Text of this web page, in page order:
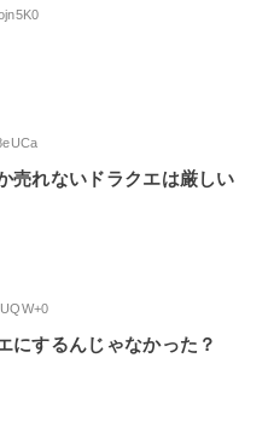
売れないドラクエは厳しい
にするんじゃなかった？